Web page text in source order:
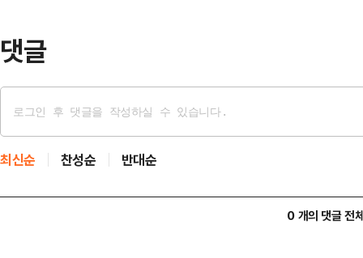
댓글
최신순 찬성순 반대순
0 개의 댓글 전